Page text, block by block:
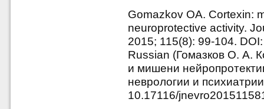
Gomazkov OA. Cortexin:
neuroprotective activity.
2015; 115(8): 99-104.
Russian (Гомазков О. А.
и мишени
неврологии и
10.17116/